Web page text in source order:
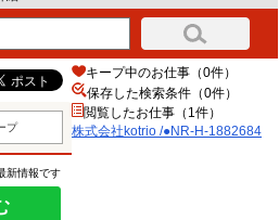
プ
新情報です
キープ中のお仕事（0件）
保存した検索条件（0件）
閲覧したお仕事（1件）
株式会社kotrio /●NR-H-1882684